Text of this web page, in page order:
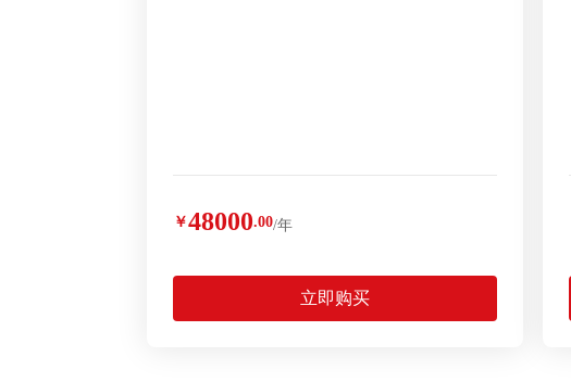
￥48000.00/年
立即购买